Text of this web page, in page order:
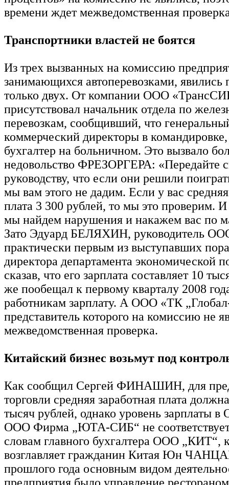
времени ждет межведомственная
Транспортники властей не боятся
Из трех вызванных на комиссию
занимающихся автоперевозками, явились
только двух. От компании ООО
присутствовал начальник отдела по
перевозкам, сообщивший, что
коммерческий директоры в
бухгалтер на больничном. Это вызвало
недовольство ФРЕЗОРГЕРА: «Передайте
руководству, что если они решили
мы вам этого не дадим. Если у вас средняя
плата 3 300 рублей, то мы это проверим. И
мы найдем нарушения и накажем вас по
Зато Эдуард БЕЛЯХИН, руководитель
практически первым из выступавших
директора департамента экономической
сказав, что его зарплата составляет 10
же пообещал к первому кварталу 2008
работникам зарплату. А ООО «ТК
представитель которого на комиссию не
межведомственная проверка.
Китайский бизнес возьмут под
Как сообщил Сергей ФИНАШИН, для
торговли средняя заработная плата
тысяч рублей, однако уровень зарплаты
ООО Фирма „ЮТА-СИБ“ не
словам главного бухгалтера ООО „КИТ“,
возглавляет гражданин Китая Юн
прошлого года основным видом